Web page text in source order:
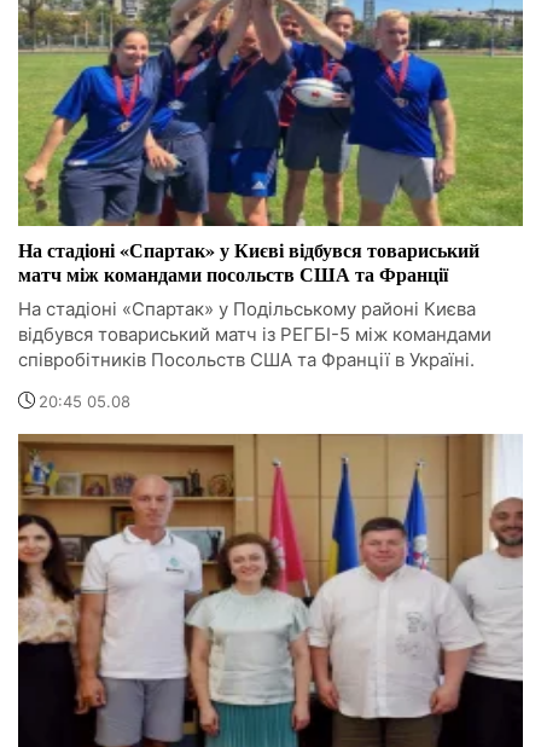
На стадіоні «Спартак» у Києві відбувся товариський
матч між командами посольств США та Франції
На стадіоні «Спартак» у Подільському районі Києва
відбувся товариський матч із РЕГБІ-5 між командами
співробітників Посольств США та Франції в Україні.
20:45 05.08